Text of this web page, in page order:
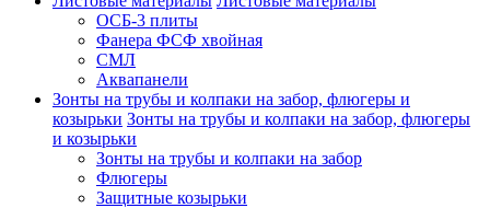
ОСБ-3 плиты
Фанера ФСФ хвойная
СМЛ
Аквапанели
Зонты на трубы и колпаки на забор, флюгеры и
козырьки Зонты на трубы и колпаки на забор, флюгеры
и козырьки
Зонты на трубы и колпаки на забор
Флюгеры
Защитные козырьки